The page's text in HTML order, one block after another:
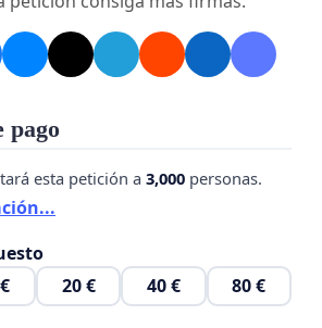
de la tala de árboles
públicos se destinen a las
de la ciudadanía:
pago
esta petición a 3,000 personas.
20 € 40 € 80 €